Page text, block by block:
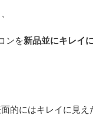
ンを新品並にキレイ
的にはキレイに見え